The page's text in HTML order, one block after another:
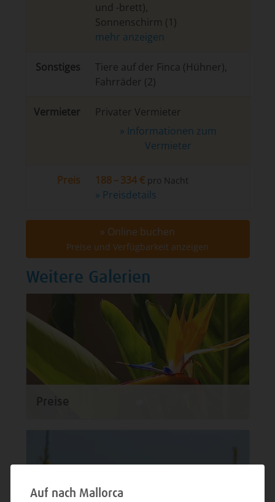
und -brett),
Sonnenschirm (1)
Son­sti­ges
Tiere auf der Finca (Hühner),
Fahrräder (2)
Vermieter
Privater Vermieter
» Informationen zum
Vermieter
Preis 188 – 334 € pro Nacht
» Preisdetails
» Online buchen
Preise und Verfügbarkeit anzeigen
Weitere Galerien
Preise
Auf nach Mallorca